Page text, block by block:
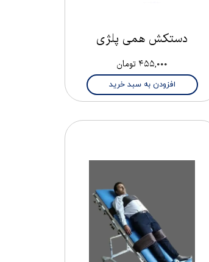
دستکش همی پلژی
۴۵۵,۰۰۰ تومان
افزودن به سبد خرید